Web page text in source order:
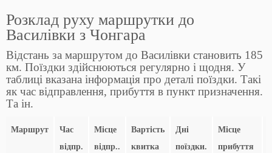
Розклад руху маршрутки до
Василівки з Чонгара
Відстань за маршрутом до Василівки становить 185
км. Поїздки здійснюються регулярно і щодня. У
таблиці вказана інформація про деталі поїздки. Такі
як час відправлення, прибуття в пункт призначення.
Та ін.
Маршрут
Час
відпр.
Місце
відпр..
Вартість
квитка
Дні
поїздки.
Місце
прибуття